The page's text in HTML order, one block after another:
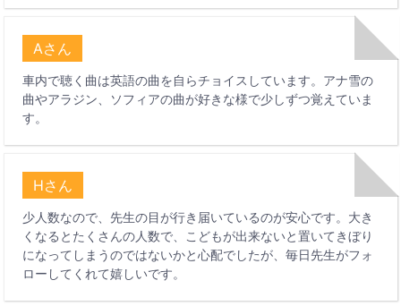
Aさん
車内で聴く曲は英語の曲を自らチョイスしています。アナ雪の
曲やアラジン、ソフィアの曲が好きな様で少しずつ覚えていま
す。
Hさん
少人数なので、先生の目が行き届いているのが安心です。大き
くなるとたくさんの人数で、こどもが出来ないと置いてきぼり
になってしまうのではないかと心配でしたが、毎日先生がフォ
ローしてくれて嬉しいです。